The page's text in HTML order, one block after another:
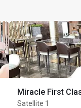
Miracle First
Satellite 1